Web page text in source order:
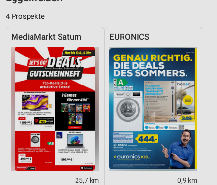
4 Prospekte
MediaMarkt Saturn
25,7 km
EURONICS
0,9 km